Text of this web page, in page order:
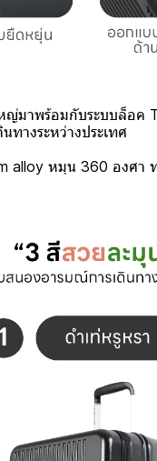
ญ่มาพร้อมกับระบบล็อค
ทางระหว่างประเทศ
alloy หมุน 360 องศา